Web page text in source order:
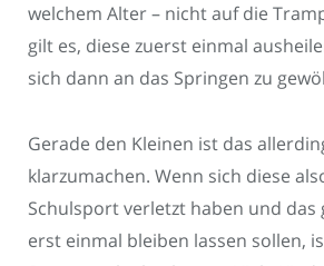
welchem Alter – nicht auf die
gilt es, diese zuerst einmal
sich dann an das Springen zu
Gerade den Kleinen ist das
klarzumachen. Wenn sich diese
Schulsport verletzt haben und das
erst einmal bleiben lassen sollen,